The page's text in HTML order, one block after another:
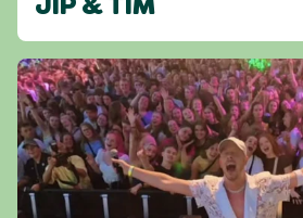
JIP & TIM